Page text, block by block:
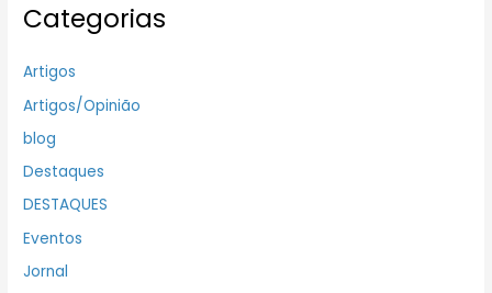
Categorias
Artigos
Artigos/Opinião
blog
Destaques
DESTAQUES
Eventos
Jornal